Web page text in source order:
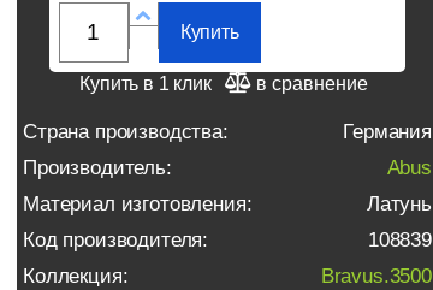
Купить
Купить в 1 клик в сравнение
Страна производства:
Германия
Производитель:
Abus
Материал изготовления:
Латунь
Код производителя:
108839
Коллекция:
Bravus.3500